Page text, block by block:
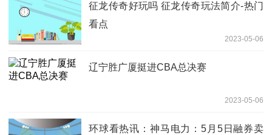
征龙传奇好玩吗 征龙传奇玩法简介-热门
看点
2023-05-06
辽宁胜广厦挺进CBA总决赛
2023-05-06
环球看热讯：神马电力：5月5日融券卖